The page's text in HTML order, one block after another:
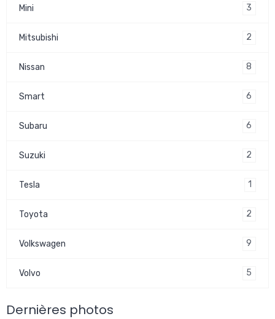
Mini 3
Mitsubishi 2
Nissan 8
Smart 6
Subaru 6
Suzuki 2
Tesla 1
Toyota 2
Volkswagen 9
Volvo 5
Dernières photos